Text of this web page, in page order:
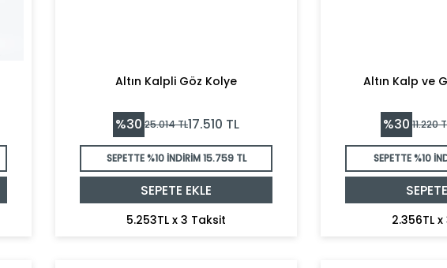
Altın Kalpli Göz Kolye
%30 25.014TL17.510 TL
SEPETTE %10 İNDİRİM15.759 TL
SEPETE EKLE
5.253TL x 3 Taksit
Altın Kalp ve
%30 11.220
SEPETTE %10
2.356TL